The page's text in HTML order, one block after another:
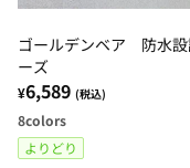
ゴールデンベア 防水設
ーズ
¥6,589 (税込)
8colors
よりどり